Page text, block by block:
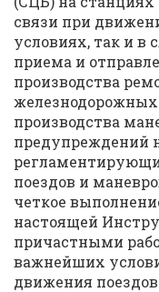
связи при
условиях, так и в
приема и
производства
производства
предупреждений
поездов и
четкое
настоящей
причастными
важнейших
движения